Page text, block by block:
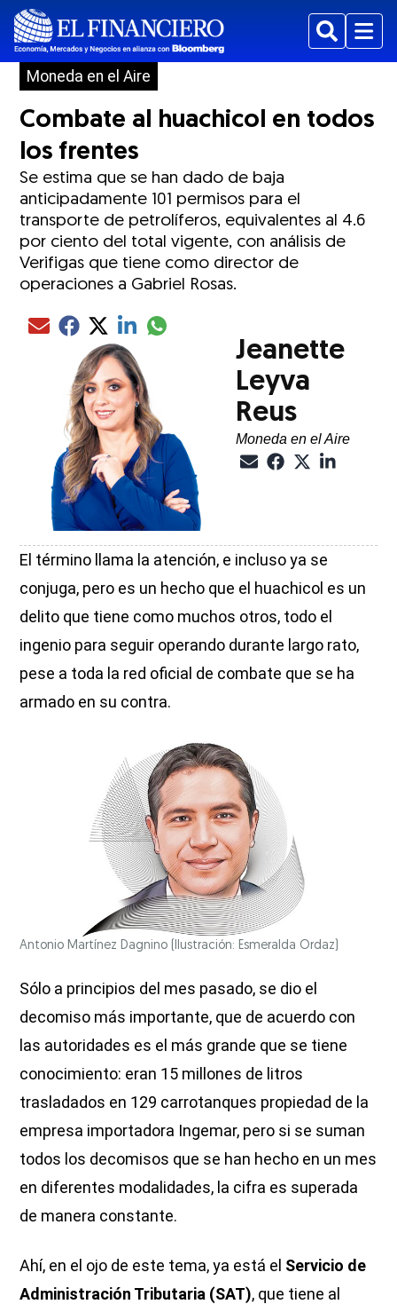
BuscarMenu
Moneda en el Aire
Combate al huachicol en todos
los frentes
Se estima que se han dado de baja
anticipadamente 101 permisos para el
transporte de petrolíferos, equivalentes al 4.6
por ciento del total vigente, con análisis de
Verifigas que tiene como director de
operaciones a Gabriel Rosas.
Compartir el artículo actual mediante Email
Compartir el artículo actual mediante Facebook
Compartir el artículo actual mediante Twitter
Compartir el artículo actual mediante LinkedIn
Compartir el artículo actual mediante
Jeanette
Leyva
Reus
Moneda en el Aire
El término llama la atención, e incluso ya se
conjuga, pero es un hecho que el huachicol es un
delito que tiene como muchos otros, todo el
ingenio para seguir operando durante largo rato,
pese a toda la red oficial de combate que se ha
armado en su contra.
Antonio Martínez Dagnino (Ilustración: Esmeralda Ordaz)
Sólo a principios del mes pasado, se dio el
decomiso más importante, que de acuerdo con
las autoridades es el más grande que se tiene
conocimiento: eran 15 millones de litros
trasladados en 129 carrotanques propiedad de la
empresa importadora Ingemar, pero si se suman
todos los decomisos que se han hecho en un mes
en diferentes modalidades, la cifra es superada
de manera constante.
Ahí, en el ojo de este tema, ya está el Servicio de
Administración Tributaria (SAT), que tiene al